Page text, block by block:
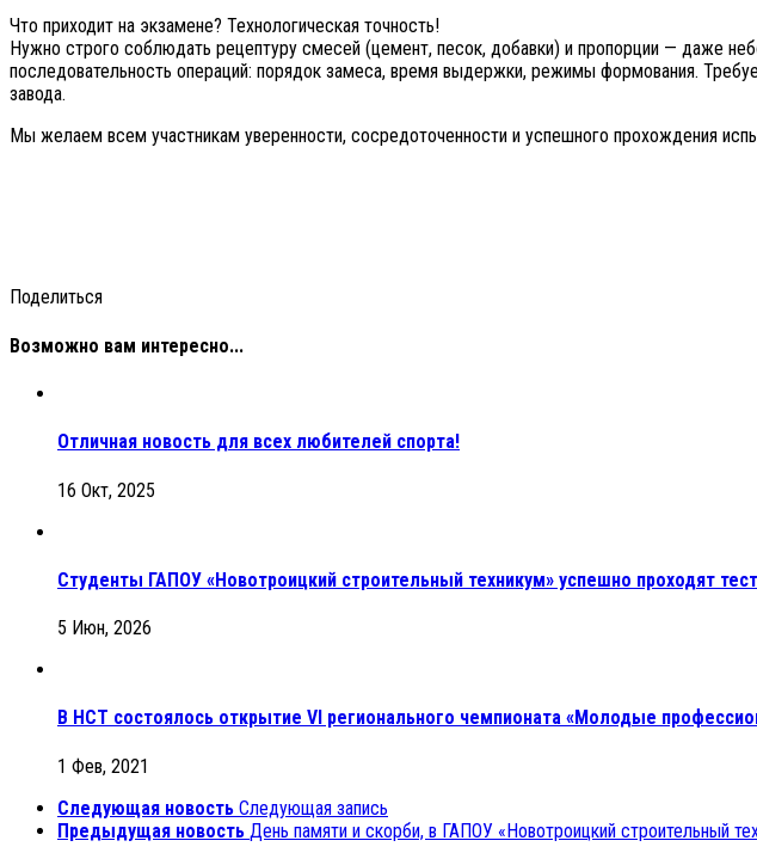
Что приходит на экзамене? Технологическая точность!
Нужно строго соблюдать рецептуру смесей (цемент, песок, добавки) и пропорции — даже
последовательность операций: порядок замеса, время выдержки, режимы формования.
завода.
Мы желаем всем участникам уверенности, сосредоточенности и успешного прохождения
Поделиться
Возможно вам интересно...
Отличная новость для всех любителей спорта!
16 Окт, 2025
Студенты ГАПОУ «Новотроицкий строительный техникум» успешно проходят
5 Июн, 2026
В НСТ состоялось открытие VI регионального чемпионата «Молодые
1 Фев, 2021
Следующая новость Следующая запись
Предыдущая новость День памяти и скорби, в ГАПОУ «Новотроицкий строительный